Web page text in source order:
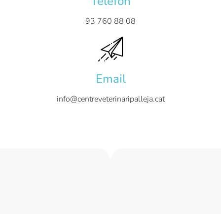
93 760 88 08
Email
info@centreveterinaripalleja.cat